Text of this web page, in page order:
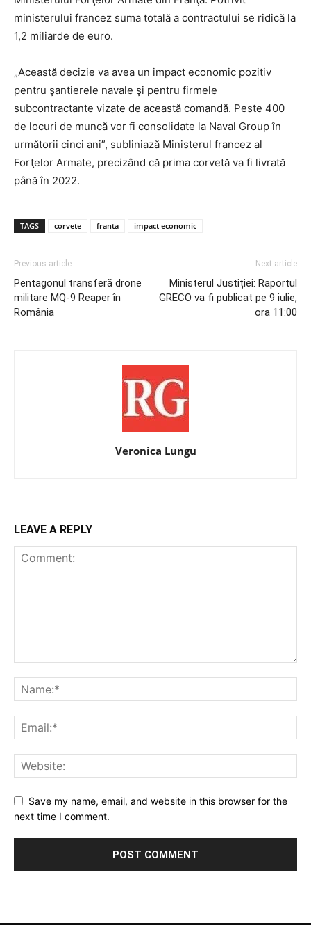
ministerului francez suma totală a contractului se ridică la
1,2 miliarde de euro.
„Această decizie va avea un impact economic pozitiv
pentru şantierele navale şi pentru firmele
subcontractante vizate de această comandă. Peste 400
de locuri de muncă vor fi consolidate la Naval Group în
următorii cinci ani”, subliniază Ministerul francez al
Forţelor Armate, precizând că prima corvetă va fi livrată
până în 2022.
TAGS corvete franta impact economic
Previous article
Pentagonul transferă drone
militare MQ-9 Reaper în
România
Next article
Ministerul Justiției: Raportul
GRECO va fi publicat pe 9 iulie,
ora 11:00
Veronica Lungu
LEAVE A REPLY
Save my name, email, and website in this browser for the
next time I comment.